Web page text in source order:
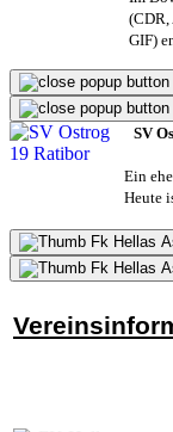
(CDR,
GIF)
SV
Ein
Heute